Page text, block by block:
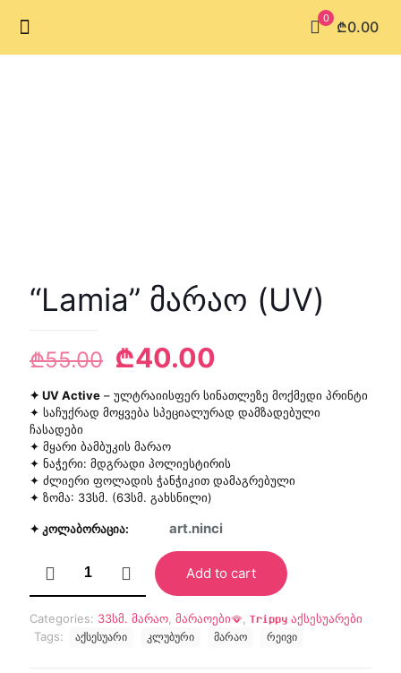
0 ₾0.00
“Lamia” მარაო (UV)
₾55.00 Original
price
was:
₾55.00.
₾40.00
price
is:
✦ UV Active – ულტრაიისფერ სინათლეზე მოქმედი პრინტი
✦ საჩუქრად მოყვება სპეციალურად დამზადებული
ჩასადები
✦ მყარი ბამბუკის მარაო
✦ ნაჭერი: მდგრადი პოლიესტირის
✦ ძლიერი ფოლადის ჭანჭიკით დამაგრებული
✦ ზომა: 33სმ. (63სმ. გახსნილი)
✦ კოლაბორაცია: art.ninci
Add to cart
Categories: 33სმ. მარაო მარაოები🪭 𝐓𝐫𝐢𝐩𝐩𝐲 აქსესუარები
Tags:
აქსესუარი კლუბური მარაო რეივი